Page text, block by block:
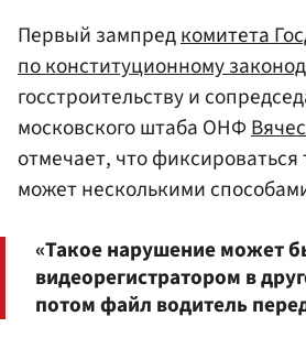
Первый зампредкомитета
по конституционному
госстроительству и
московского штаба ОНФ
отмечает, что
может несколькими
«Такое нарушение может
видеорегистратором в
потом файл водитель